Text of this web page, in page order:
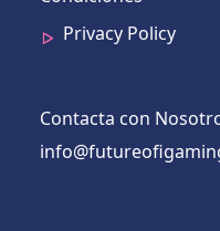
Privacy Policy
Contacta con